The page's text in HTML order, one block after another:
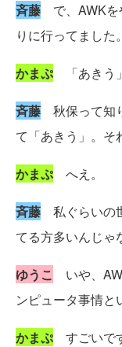
斉藤 で、AWKを
りに行ってました
かまぷ「あきう」
斉藤 秋保って知
て「あきう」。そ
かまぷへえ。
斉藤 私ぐらいの
てる方多いんじゃ
ゆうこ いや、
ンピュータ事情と
かまぷすごいで